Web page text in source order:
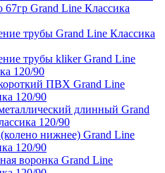
67гр Grand Line Классика
трубы Grand Line Классика
трубы kliker Grand Line
120/90
ПВХ Grand Line
120/90
длинный Grand
120/90
нижнее) Grand Line
120/90
воронка Grand Line